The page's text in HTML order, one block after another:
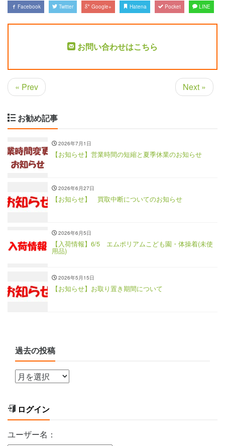
Facebook Twitter Google+ Hatena Pocket LINE
お問い合わせはこちら
« Prev Next »
お勧め記事
2026年7月1日
【お知らせ】営業時間の短縮と夏季休業のお知らせ
2026年6月27日
【お知らせ】 買取中断についてのお知らせ
2026年6月5日
【入荷情報】6/5 エムポリアムこども園・体操着(未使
用品)
2026年5月15日
【お知らせ】お取り置き期間について
過去の投稿
ログイン
ユーザー名：